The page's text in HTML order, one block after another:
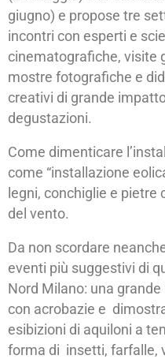
giugno) e propose tre
incontri con esperti e
cinematografiche, visite
mostre fotografiche e
creativi di grande
degustazioni.
Come dimenticare
come “installazione
legni, conchiglie e
del vento.
Da non scordare
eventi più suggestivi di
Nord Milano: una
con acrobazie e
esibizioni di aquiloni a
forma di insetti, farfalle,